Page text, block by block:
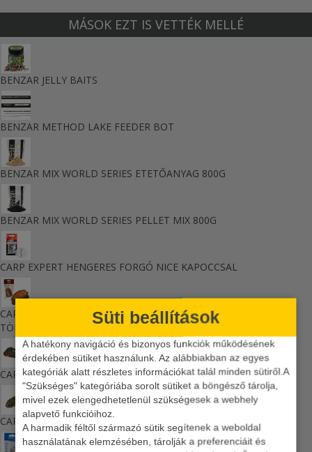
Süti beállítások
A hatékony navigáció és bizonyos funkciók működésének
érdekében sütiket használunk. Az alábbiakban az egyes
kategóriák alatt részletes információkat talál minden sütiről.A
"Szükséges" kategóriába sorolt sütiket a böngésző tárolja,
mivel ezek elengedhetetlenül szükségesek a webhely
alapvető funkcióihoz.
A harmadik féltől származó sütik segítenek a weboldal
használatának elemzésében, tárolják a preferenciáit és
MÁSOK EZT IS VETTÉK MELLÉ
BENZAR JELLY BAITS
BENZAR METHOD LAKE FEEDER BOT
BENZAR MIX WORLD SERIES ETETŐANYAG 800G
BENZAR MIX WORLD SERIES PELLET MIX 800G
CARP EXPERT HENGERES FORGÓ NICE KAPOCCSAL
CARP EXPERT METHOD FLAT PRO NYOMÓGOMBOS
TÖLTŐFORMA
CARP EXPERT NEO PRACTIC APRÓCIKKES DOBOZ
CARP EXPERT PRO METHOD FLAT ETETŐKOSÁR